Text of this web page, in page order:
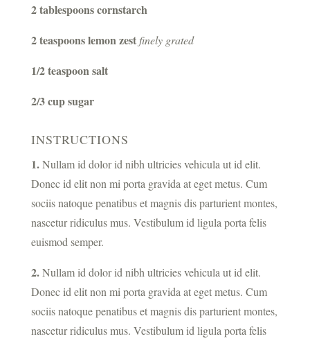
2 tablespoons cornstarch
2 teaspoons lemon zest finely grated
1/2 teaspoon salt
2/3 cup sugar
INSTRUCTIONS
1.Nullam id dolor id nibh ultricies vehicula ut id elit.
Donec id elit non mi porta gravida at eget metus. Cum
sociis natoque penatibus et magnis dis parturient montes,
nascetur ridiculus mus. Vestibulum id ligula porta felis
euismod semper.
2.Nullam id dolor id nibh ultricies vehicula ut id elit.
Donec id elit non mi porta gravida at eget metus. Cum
sociis natoque penatibus et magnis dis parturient montes,
nascetur ridiculus mus. Vestibulum id ligula porta felis